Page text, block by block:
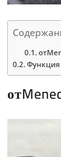
Функция